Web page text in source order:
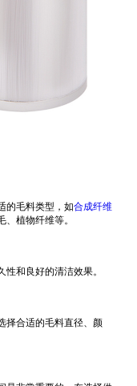
的毛料类型，如合成纤维
、植物纤维等。
和良好的清洁效果。
择合适的毛料直径、颜